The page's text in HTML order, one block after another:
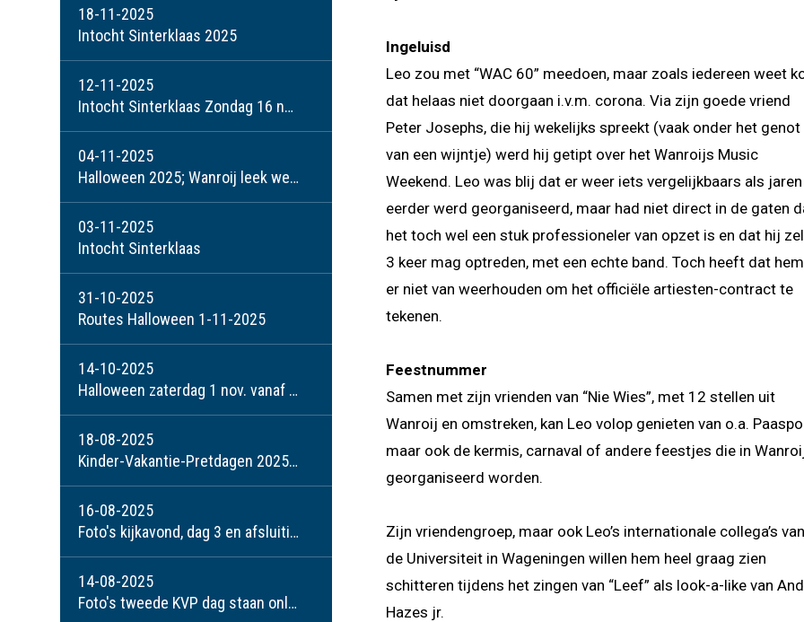
18-11-2025
Intocht Sinterklaas 2025
12-11-2025
Intocht Sinterklaas Zondag 16 november
04-11-2025
Halloween 2025; Wanroij leek wel een mini-spookstad!
03-11-2025
Intocht Sinterklaas
31-10-2025
Routes Halloween 1-11-2025
14-10-2025
Halloween zaterdag 1 nov. vanaf 18:30 18:30
18-08-2025
Kinder-Vakantie-Pretdagen 2025; warm, creatief, maar vooral weer een groot succes!
16-08-2025
Foto's kijkavond, dag 3 en afsluiting
14-08-2025
Foto's tweede KVP dag staan online
Ingeluisd
Leo zou met “WAC 60” meedoen, maar zoals iedereen weet
dat helaas niet doorgaan i.v.m. corona. Via zijn goede vriend
Peter Josephs, die hij wekelijks spreekt (vaak onder het genot
van een wijntje) werd hij getipt over het Wanroijs Music
Weekend. Leo was blij dat er weer iets vergelijkbaars als jaren
eerder werd georganiseerd, maar had niet direct in de gaten
het toch wel een stuk professioneler van opzet is en dat hij
3 keer mag optreden, met een echte band. Toch heeft dat hem
er niet van weerhouden om het officiële artiesten-contract te
tekenen.
Feestnummer
Samen met zijn vrienden van “Nie Wies”, met 12 stellen uit
Wanroij en omstreken, kan Leo volop genieten van o.a.
maar ook de kermis, carnaval of andere feestjes die in
georganiseerd worden.
Zijn vriendengroep, maar ook Leo’s internationale collega’s
de Universiteit in Wageningen willen hem heel graag zien
schitteren tijdens het zingen van “Leef” als look-a-like van
Hazes jr.